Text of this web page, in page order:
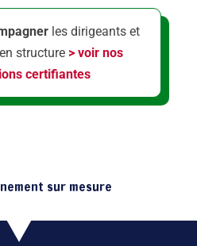
les dirigeants et
structure > voir nos
certifiantes
sur mesure